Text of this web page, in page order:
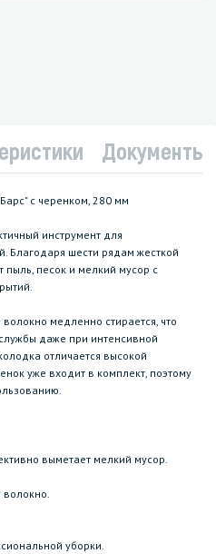
Документы
с черенком, 280 мм
инструмент для
Благодаря шести рядам жесткой
песок и мелкий мусор с
медленно стирается, что
даже при интенсивной
отличается высокой
уже входит в комплект, поэтому
выметает мелкий мусор.
волокно.
уборки.